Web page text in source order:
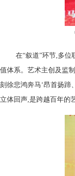
在“叙道”环节,多
值体系。艺术主创及监
刻徐悲鸿奔马‘昂首扬蹄
立体回声,是跨越百年的